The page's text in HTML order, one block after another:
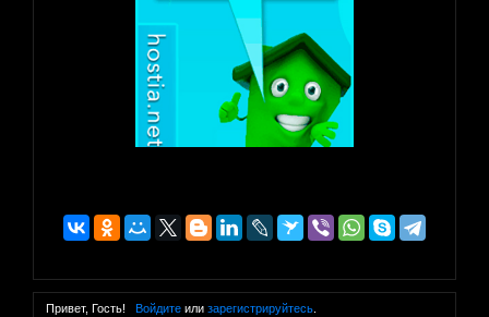
Привет, Гость! Войдитеили зарегистрируйтесь.